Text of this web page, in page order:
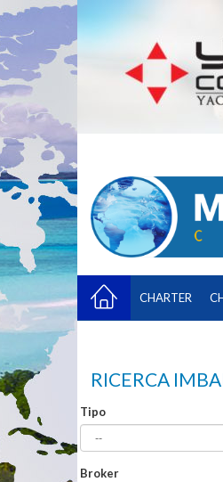
CHARTER
RICERCA
Tipo
Broker